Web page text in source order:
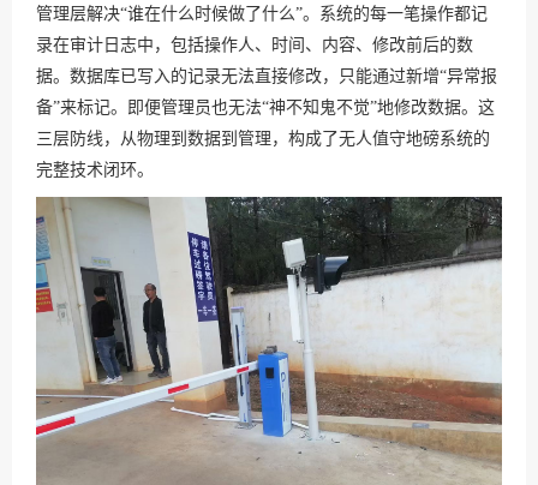
管理层解决“谁在什么时候做了什么”。系统的每一笔操作都记
录在审计日志中，包括操作人、时间、内容、修改前后的数
据。数据库已写入的记录无法直接修改，只能通过新增“异常报
备”来标记。即便管理员也无法“神不知鬼不觉”地修改数据。这
三层防线，从物理到数据到管理，构成了无人值守地磅系统的
完整技术闭环。